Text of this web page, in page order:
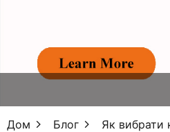
Дом Блог Як вибрати